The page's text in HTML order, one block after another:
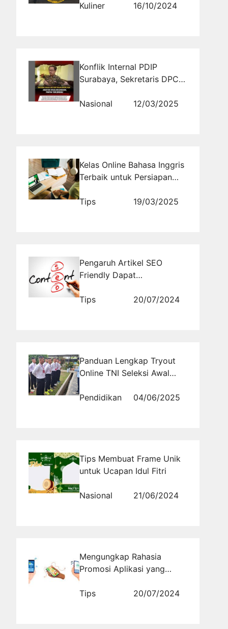
Kuliner
16/10/2024
Konflik Internal PDIP
Surabaya, Sekretaris DPC
Bocorkan Informasi
Nasional 12/03/2025
Kelas Online Bahasa Inggris
Terbaik untuk Persiapan
Tips
19/03/2025
Pengaruh Artikel SEO
Friendly Dapat
Website
Tips 20/07/2024
Panduan Lengkap Tryout
Online TNI Seleksi Awal
Menjadi Seorang Prajurit
Pendidikan 04/06/2025
Tips Membuat Frame Unik
untuk Ucapan Idul Fitri
Nasional 21/06/2024
Mengungkap Rahasia
Promosi Aplikasi yang
Tips
20/07/2024